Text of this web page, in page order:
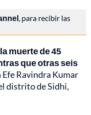
, para recibir las
muerte de 45
que otras seis
Efe Ravindra Kumar
distrito de Sidhi,